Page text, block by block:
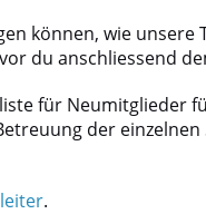
können, wie unsere
du anschliessend
für Neumitglieder
der
.